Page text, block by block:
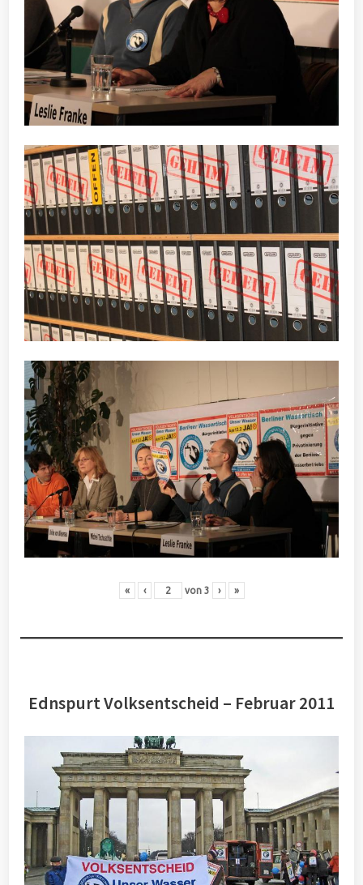
« ‹ von 3 › »
Ednspurt Volksentscheid – Februar 2011